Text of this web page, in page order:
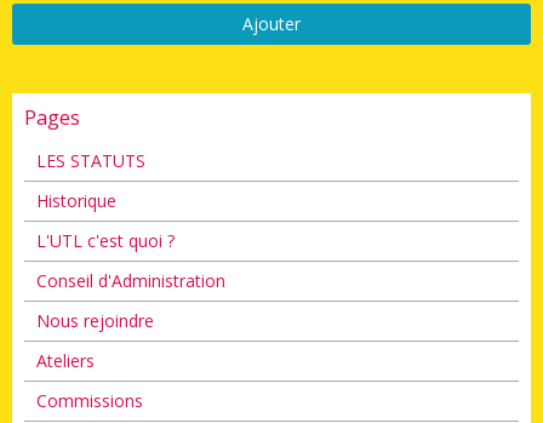
Ajouter
Pages
LES STATUTS
Historique
L'UTL c'est quoi ?
Conseil d'Administration
Nous rejoindre
Ateliers
Commissions